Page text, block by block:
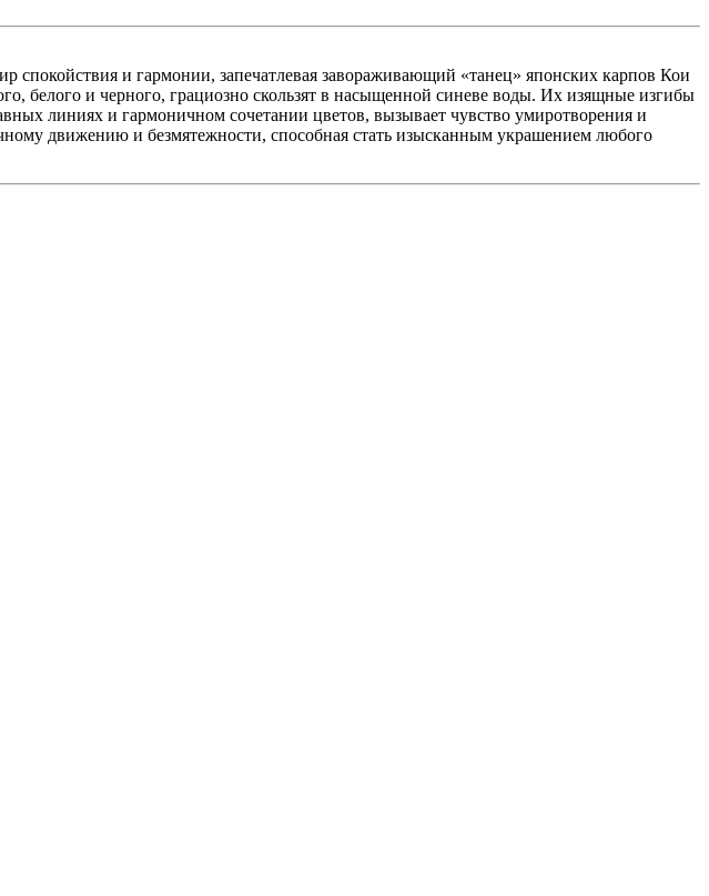
спокойствия и гармонии, запечатлевая завораживающий «танец» японских карпов Кои
белого и черного, грациозно скользят в насыщенной синеве воды. Их изящные изгибы
линиях и гармоничном сочетании цветов, вызывает чувство умиротворения и
движению и безмятежности, способная стать изысканным украшением любого